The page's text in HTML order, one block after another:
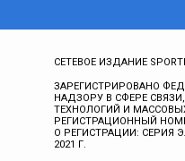
СЕТЕВОЕ ИЗДАНИЕ
ЗАРЕГИСТРИРОВАНО
НАДЗОРУ В СФЕРЕ
ТЕХНОЛОГИЙ И
РЕГИСТРАЦИОННЫЙ
О РЕГИСТРАЦИИ: СЕРИЯ
2021 Г.